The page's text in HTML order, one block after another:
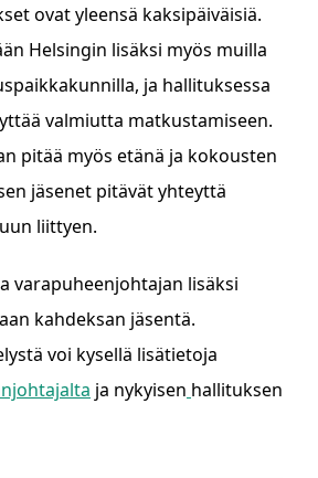
ovat yleensä kaksipäiväisiä.
Helsingin lisäksi myös muilla
ja hallituksessa
valmiutta matkustamiseen.
pitää myös etänä ja kokousten
jäsenet pitävät yhteyttä
liittyen.
varapuheenjohtajan lisäksi
kahdeksan jäsentä.
voi kysellä lisätietoja
ja nykyisen hallituksen